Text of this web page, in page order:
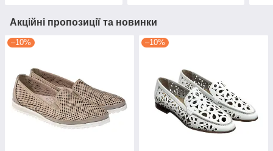
Акційні пропозиції та новинки
–10% –10%